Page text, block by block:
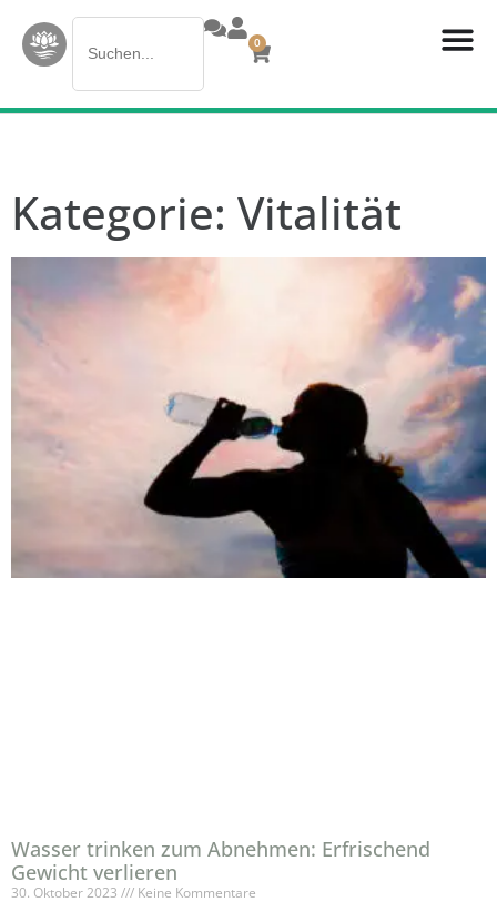
for:
0
Kategorie: Vitalität
Wasser trinken zum Abnehmen: Erfrischend
Gewicht verlieren
30. Oktober 2023 Keine Kommentare